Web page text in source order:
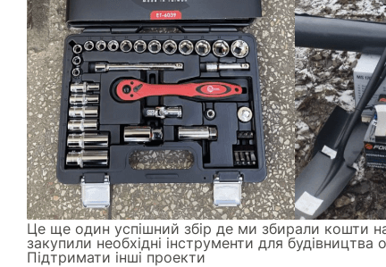
Це ще один успішний збір де ми збирали кошти
закупили необхідні інструменти для
Підтримати інші проекти